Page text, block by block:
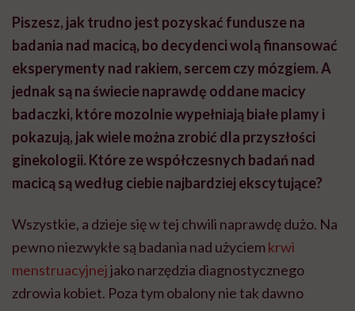
Piszesz, jak trudno jest pozyskać fundusze na
badania nad macicą, bo decydenci wolą finansować
eksperymenty nad rakiem, sercem czy mózgiem. A
jednak są na świecie naprawdę oddane macicy
badaczki, które mozolnie wypełniają białe plamy i
pokazują, jak wiele można zrobić dla przyszłości
ginekologii. Które ze współczesnych badań nad
macicą są według ciebie najbardziej ekscytujące?
Wszystkie, a dzieje się w tej chwili naprawdę dużo. Na
pewno niezwykłe są badania nad użyciemkrwi
menstruacyjnejjako narzędzia diagnostycznego
zdrowia kobiet. Poza tym obalony nie tak dawno